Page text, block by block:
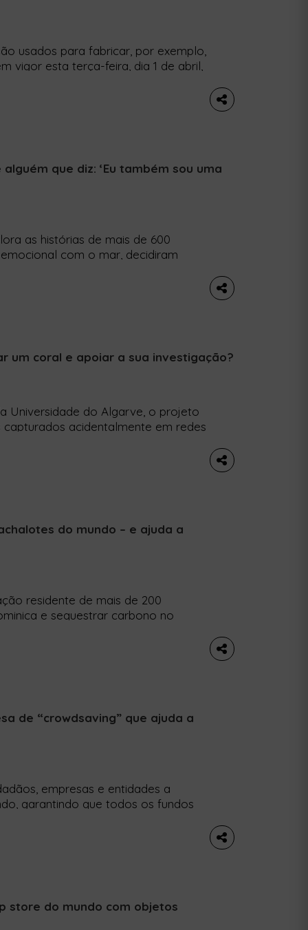
usados para fabricar, por exemplo,
vigor esta terça-feira, dia 1 de abril,
em lei a proteção dos fundos
que diz: ‘Eu também sou uma
as histórias de mais de 600
com o mar, decidiram
objetivos de desenvolvimento
um coral e apoiar a sua investigação?
Universidade do Algarve, o projeto
acidentalmente em redes
Ciências do Mar (CCMAR) da
do mundo – e ajuda a
residente de mais de 200
e sequestrar carbono no
cachalotes ao largo da ilha. Trata-
de “crowdsaving” que ajuda a
empresas e entidades a
garantindo que todos os fundos
store do mundo com objetos